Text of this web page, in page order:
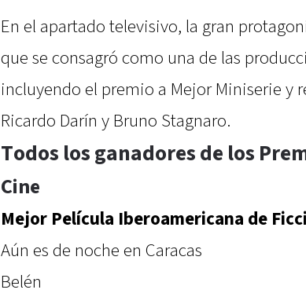
En el apartado televisivo, la gran
que se consagró como una de las
incluyendo el premio a Mejor Miniserie y
Ricardo Darín y Bruno Stagnaro.
Todos los ganadores de los
Cine
Mejor Película Iberoamericana de
Aún es de noche en Caracas
Belén